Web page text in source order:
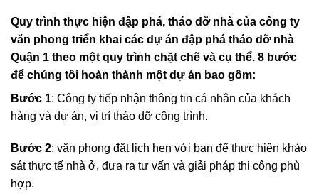
Quy trình thực hiện đập phá, tháo dỡ nhà của công ty
văn phong triển khai các dự án đập phá tháo dỡ nhà
Quận 1 theo một quy trình chặt chẽ và cụ thể. 8 bước
để chúng tôi hoàn thành một dự án bao gồm:
Bước 1 : Công ty tiếp nhận thông tin cá nhân của khách
hàng và dự án, vị trí tháo dỡ công trình.
Bước 2: văn phong đặt lịch hẹn với bạn để thực hiện khảo
sát thực tế nhà ở, đưa ra tư vấn và giải pháp thi công phù
hợp.